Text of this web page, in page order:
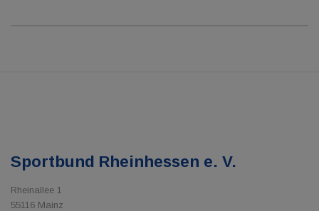
Sportbund Rheinhessen e. V.
Rheinallee 1
55116 Mainz